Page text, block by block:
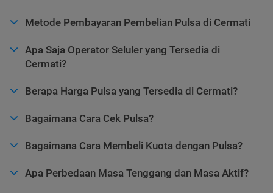
Metode Pembayaran Pembelian Pulsa di Cermati
Apa Saja Operator Seluler yang Tersedia di
Cermati?
Berapa Harga Pulsa yang Tersedia di Cermati?
Bagaimana Cara Cek Pulsa?
Bagaimana Cara Membeli Kuota dengan Pulsa?
Apa Perbedaan Masa Tenggang dan Masa Aktif?